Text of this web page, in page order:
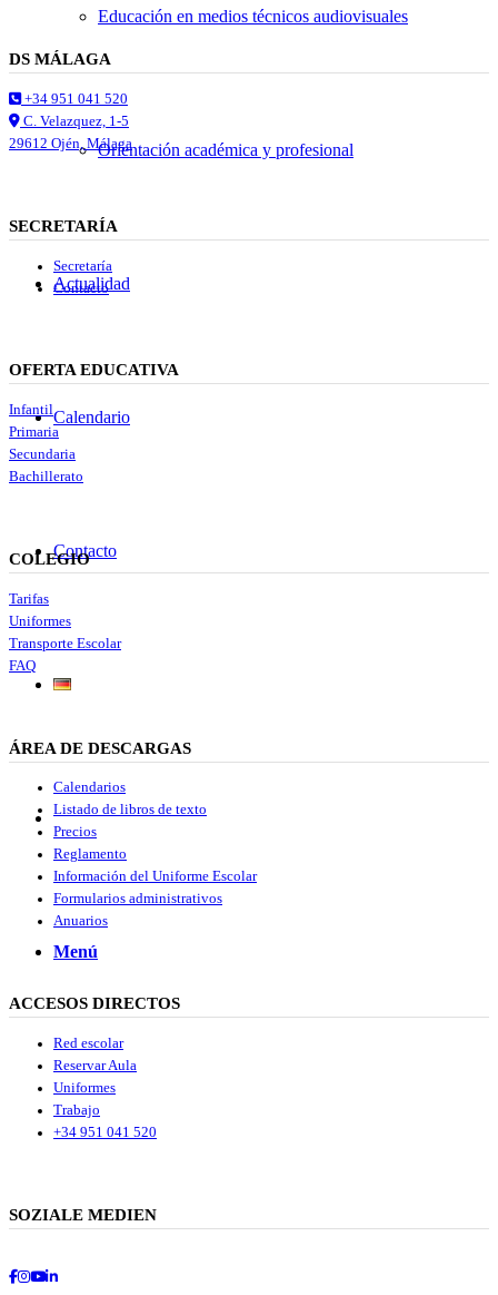
Educación en medios técnicos audiovisuales
Orientación académica y profesional
Actualidad
Calendario
Contacto
Buscar
Menú
DS MÁLAGA
+34 951 041 520
C. Velazquez, 1-5
29612 Ojén, Málaga
SECRETARÍA
Secretaría
Contacto
OFERTA EDUCATIVA
Infantil
Primaria
Secundaria
Bachillerato
COLEGIO
Tarifas
Uniformes
Transporte Escolar
FAQ
ÁREA DE DESCARGAS
Calendarios
Listado de libros de texto
Precios
Reglamento
Información del Uniforme Escolar
Formularios administrativos
Anuarios
ACCESOS DIRECTOS
Red escolar
Reservar Aula
Uniformes
Trabajo
+34 951 041 520
SOZIALE MEDIEN